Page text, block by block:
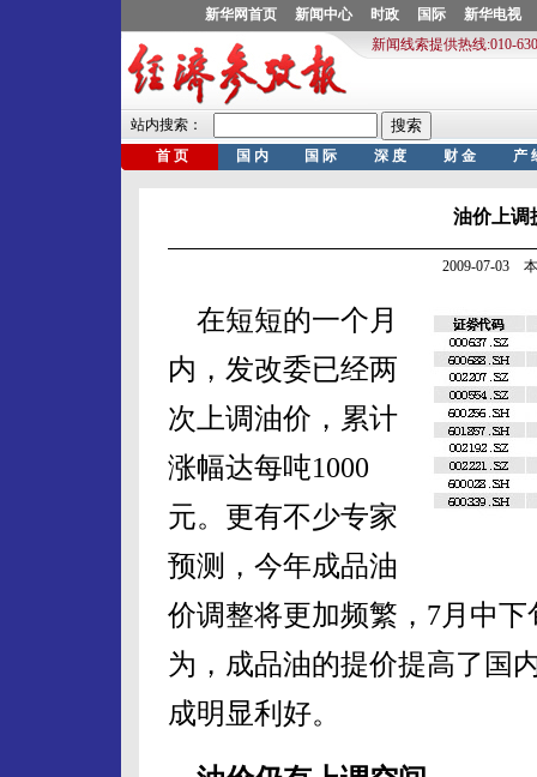
油价上调
2009-07-03
在短短的一个月
内，发改委已经两
次上调油价，累计
涨幅达每吨1000
元。更有不少专家
预测，今年成品油
价调整将更加频繁，7月中
为，成品油的提价提高了国
成明显利好。